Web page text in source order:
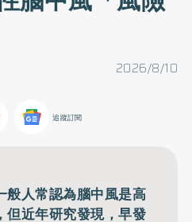
2026/8/10
追蹤訂閱
般人常認為腦中風是高
但近年研究發現，早發